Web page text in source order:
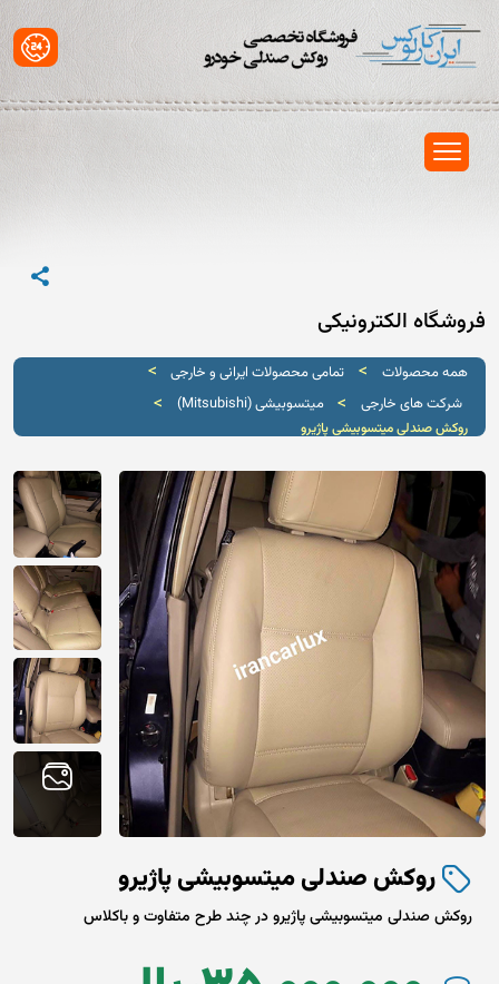
فروشگاه الکترونیکی
همه محصولات > تمامی محصولات ایرانی و خارجی >
شرکت های خارجی > میتسوبیشی (Mitsubishi) >
روکش صندلی میتسوبیشی پاژیرو
روکش صندلی میتسوبیشی پاژیرو
روکش صندلی میتسوبیشی پاژیرو در چند طرح متفاوت و باکلاس